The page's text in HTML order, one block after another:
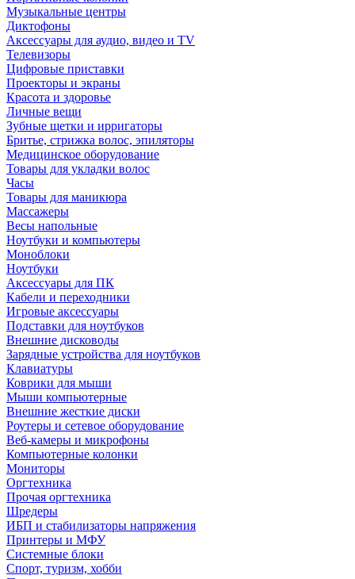
Музыкальные центры
Диктофоны
Аксессуары для аудио, видео и TV
Телевизоры
Цифровые приставки
Проекторы и экраны
Красота и здоровье
Личные вещи
Зубные щетки и ирригаторы
Бритье, стрижка волос, эпиляторы
Медицинское оборудование
Товары для укладки волос
Часы
Товары для маникюра
Массажеры
Весы напольные
Ноутбуки и компьютеры
Моноблоки
Ноутбуки
Аксессуары для ПК
Кабели и переходники
Игровые аксессуары
Подставки для ноутбуков
Внешние дисководы
Зарядные устройства для ноутбуков
Клавиатуры
Коврики для мыши
Мыши компьютерные
Внешние жесткие диски
Роутеры и сетевое оборудование
Веб-камеры и микрофоны
Компьютерные колонки
Мониторы
Оргтехника
Прочая оргтехника
Шредеры
ИБП и стабилизаторы напряжения
Принтеры и МФУ
Системные блоки
Спорт, туризм, хобби